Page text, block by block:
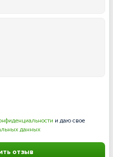
и даю свое
данных
отзыв